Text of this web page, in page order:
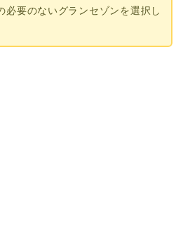
必要のないグランセゾンを選択し